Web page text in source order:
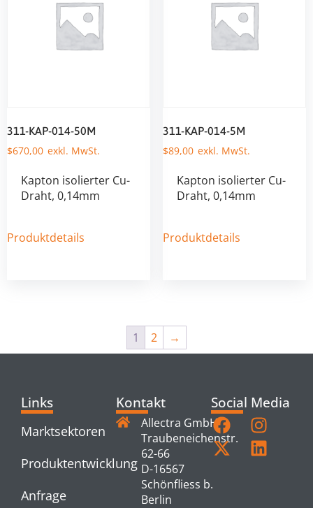
311-KAP-014-50M
$670,00
Kapton isolierter Cu-
Draht, 0,14mm
Produktdetails
311-KAP-014-5M
$89,00
Kapton isolierter Cu-
Draht, 0,14mm
Produktdetails
1 2 →
Links
Marktsektoren
Produktentwicklung
Anfrage
Kontakt
Allectra GmbH
Traubeneichenstr.
62-66
D-16567
Schönfliess b.
Berlin
Social Media